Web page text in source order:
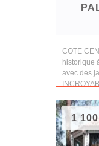
COTE
historique
avec des
1